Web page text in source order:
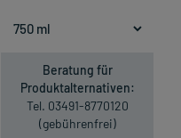
Beratung für
Produktalternativen:
Tel. 03491-8770120
(gebührenfrei)